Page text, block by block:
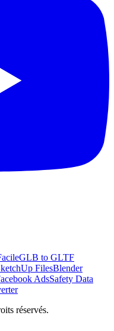
GLB to GLTF
FilesBlender
AdsSafety Data
réservés.